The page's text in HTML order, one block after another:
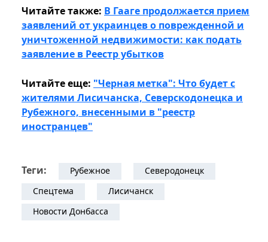
Читайте также: В Гааге продолжается прием
заявлений от украинцев о поврежденной и
уничтоженной недвижимости: как подать
заявление в Реестр убытков
Читайте еще: "Черная метка": Что будет с
жителями Лисичанска, Северскодонецка и
Рубежного, внесенными в "реестр
иностранцев"
Теги: Рубежное
Северодонецк
Спецтема
Лисичанск
Новости Донбасса